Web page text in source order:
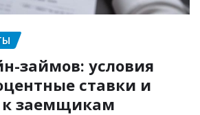
займов: условия
ставки и
к заемщикам